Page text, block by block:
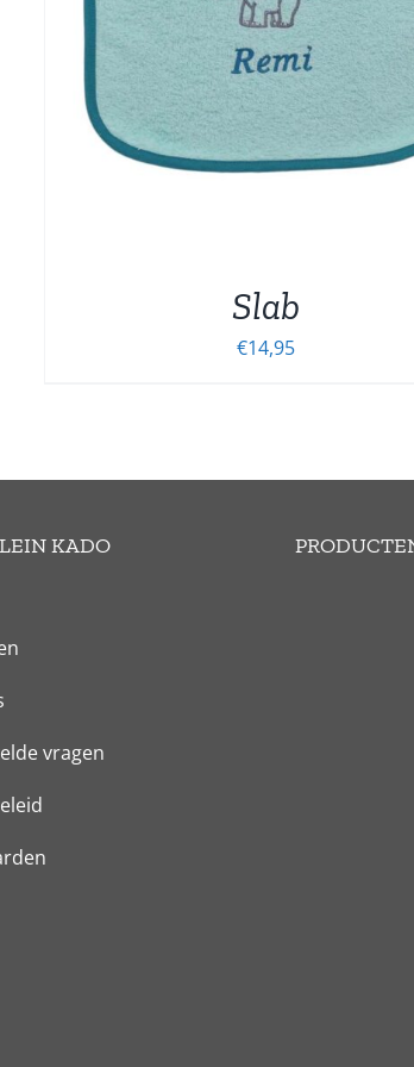
Slab
€14,95
DEZE
OPTIE
KAN
KADO
vragen